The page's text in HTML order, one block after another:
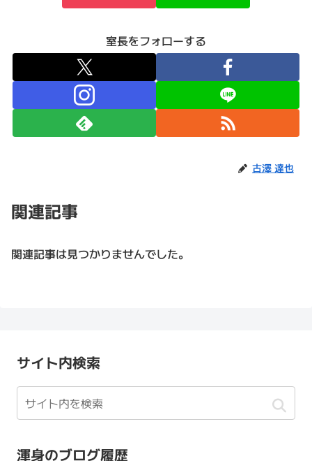
室長をフォローする
古澤 達也
関連記事
関連記事は見つかりませんでした。
サイト内検索
渾身のブログ履歴